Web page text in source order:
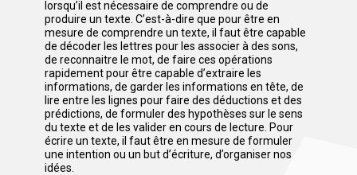
lorsqu’il est nécessaire de comprendre ou de
produire un texte. C’est-à-dire que pour être en
mesure de comprendre un texte, il faut être capable
de décoder les lettres pour les associer à des sons,
de reconnaitre le mot, de faire ces opérations
rapidement pour être capable d’extraire les
informations, de garder les informations en tête, de
lire entre les lignes pour faire des déductions et des
prédictions, de formuler des hypothèses sur le sens
du texte et de les valider en cours de lecture. Pour
écrire un texte, il faut être en mesure de formuler
une intention ou un but d’écriture, d’organiser nos
idées.